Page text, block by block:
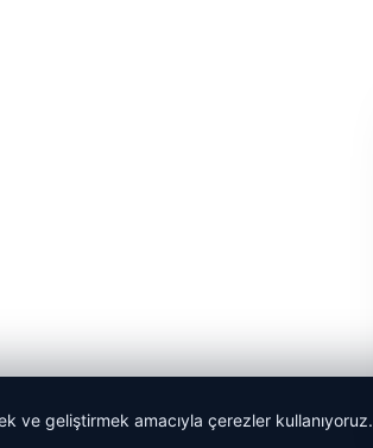
ve geliştirmek amacıyla çerezler kullanıyoruz.